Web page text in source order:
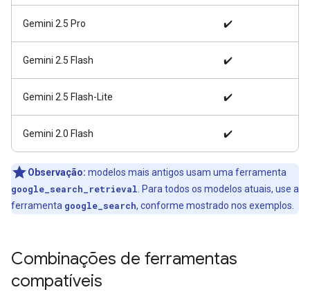
Gemini 2.5 Pro ✔️
Gemini 2.5 Flash ✔️
Gemini 2.5 Flash-Lite ✔️
Gemini 2.0 Flash ✔️
Observação: modelos mais antigos usam uma ferramenta
google_search_retrieval . Para todos os modelos atuais, use a
ferramenta google_search, conforme mostrado nos exemplos.
Combinações de ferramentas
compatíveis